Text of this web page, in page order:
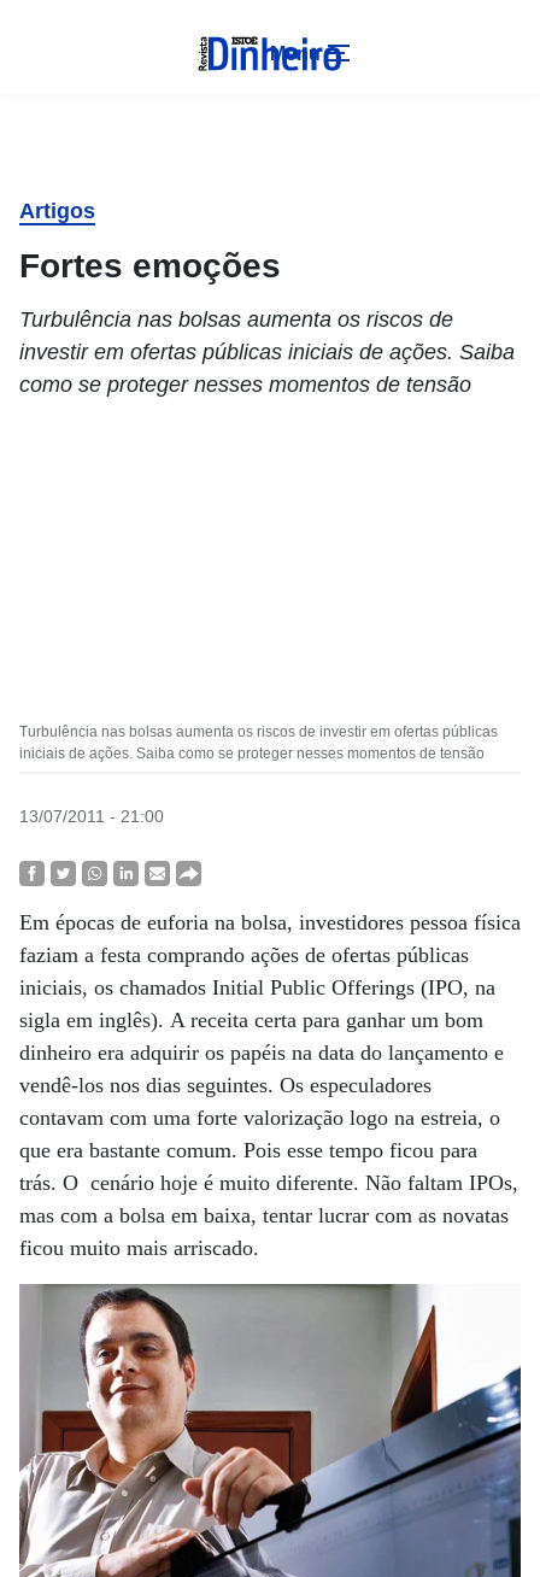
Menu
Artigos
Fortes emoções
Turbulência nas bolsas aumenta os riscos de
investir em ofertas públicas iniciais de ações. Saiba
como se proteger nesses momentos de tensão
Turbulência nas bolsas aumenta os riscos de investir em ofertas públicas
iniciais de ações. Saiba como se proteger nesses momentos de tensão
13/07/2011 - 21:00
Em épocas de euforia na bolsa, investidores pessoa física
faziam a festa comprando ações de ofertas públicas
iniciais, os chamados Initial Public Offerings (IPO, na
sigla em inglês). A receita certa para ganhar um bom
dinheiro era adquirir os papéis na data do lançamento e
vendê-los nos dias seguintes. Os especuladores
contavam com uma forte valorização logo na estreia, o
que era bastante comum. Pois esse tempo ficou para
trás. O cenário hoje é muito diferente. Não faltam IPOs,
mas com a bolsa em baixa, tentar lucrar com as novatas
ficou muito mais arriscado.